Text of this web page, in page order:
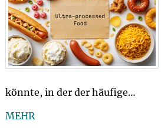
könnte, in der der häufige…
MEHR